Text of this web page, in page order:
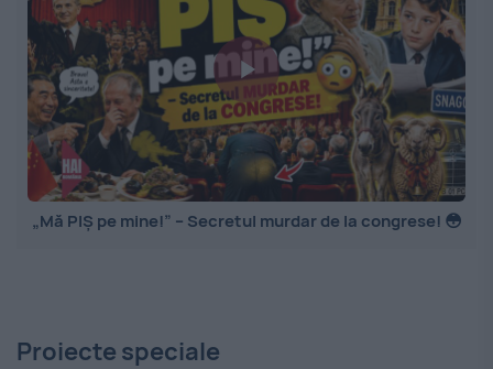
„Mă PIȘ pe mine!” – Secretul murdar de la congrese! 😳
Proiecte speciale